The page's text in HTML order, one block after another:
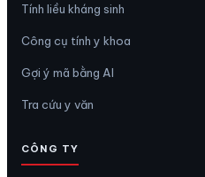
Tính liều kháng sinh
Công cụ tính y khoa
Gợi ý mã bằng AI
Tra cứu y văn
CÔNG TY